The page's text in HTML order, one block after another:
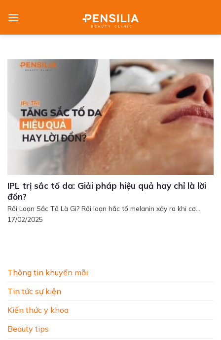
Thông tin khuyến mãi
Tin tức sự kiện
Kiến thức y khoa
Beauty tips
IPL trị sắc tố da: Giải pháp hiệu quả hay chỉ là lời
đồn?
Rối Loạn Sắc Tố Là Gì? Rối loạn hắc tố melanin xảy ra khi cơ...
17/02/2025